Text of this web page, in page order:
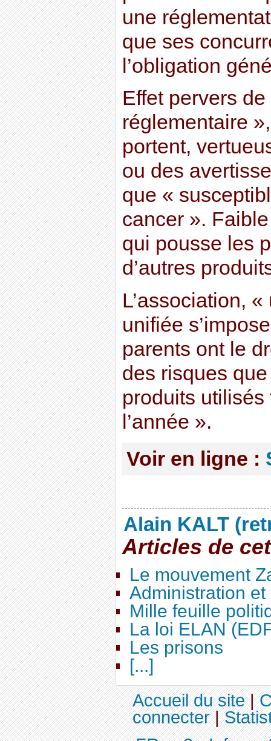
une
que ses
l’obligation
Effet pervers
réglementaire
portent,
ou des
que «
cancer ».
qui pousse les
d’autres
L’association,
unifiée
parents ont le
des risques
produits
l’année ».
Voir en ligne :
Alain KALT
Articles de
Le mouvement
Administration
Mille feuille
La loi ELAN
Les prisons
[...]
Accueil du site|
connecter|